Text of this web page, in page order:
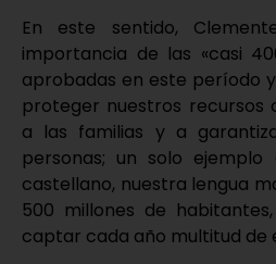
En este sentido,
importancia de las «casi
aprobadas en este período
proteger nuestros recursos
a las familias y a
personas; un solo
castellano, nuestra lengua
500 millones de
captar cada año multitud de